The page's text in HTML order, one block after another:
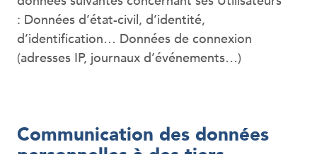
: Données d’état-civil, d’identité,
d’identification… Données de connexion
(adresses IP, journaux d’événements…)
Communication des données